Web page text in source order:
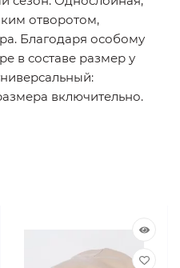
отворотом,
Благодаря особому
в составе размер у
включительно.